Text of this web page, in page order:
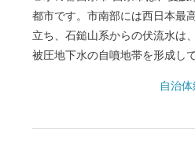
都市です。市南部には西日本最
立ち、石鎚山系からの伏流水は
被圧地下水の自噴地帯を形成し
現象が見られ、市民の約半数が
自治